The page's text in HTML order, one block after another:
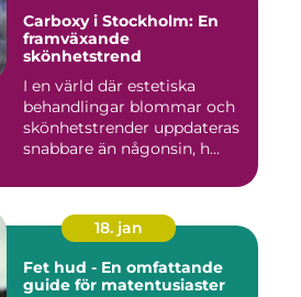
Carboxy i Stockholm: En
framväxande
skönhetstrend
I en värld där estetiska
behandlingar blommar och
skönhetstrender uppdateras
snabbare än någonsin, h...
18. jan
Fet hud - En omfattande
guide för matentusiaster